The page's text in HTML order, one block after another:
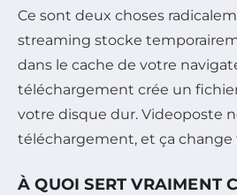
Ce sont deux choses
streaming stocke
dans le cache de votre
téléchargement crée un
votre disque dur. Videoposte
téléchargement, et ça change
À QUOI SERT VRAIMENT